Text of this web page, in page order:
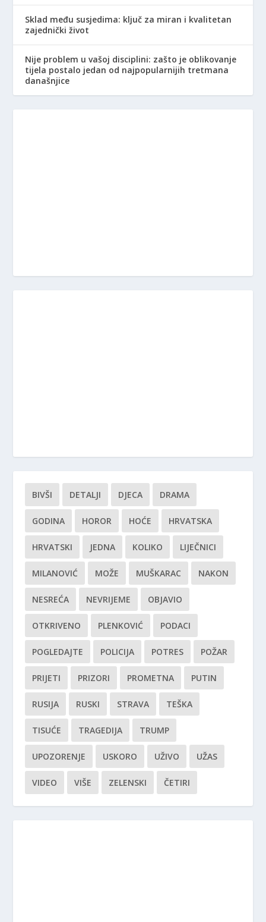
Sklad među susjedima: ključ za miran i kvalitetan
zajednički život
Nije problem u vašoj disciplini: zašto je oblikovanje
tijela postalo jedan od najpopularnijih tretmana
današnjice
BIVŠI DETALJI DJECA DRAMA
GODINA HOROR HOĆE HRVATSKA
HRVATSKI JEDNA KOLIKO LIJEČNICI
MILANOVIĆ MOŽE MUŠKARAC NAKON
NESREĆA NEVRIJEME OBJAVIO
OTKRIVENO PLENKOVIĆ PODACI
POGLEDAJTE POLICIJA POTRES POŽAR
PRIJETI PRIZORI PROMETNA PUTIN
RUSIJA RUSKI STRAVA TEŠKA
TISUĆE TRAGEDIJA TRUMP
UPOZORENJE USKORO UŽIVO UŽAS
VIDEO VIŠE ZELENSKI ČETIRI